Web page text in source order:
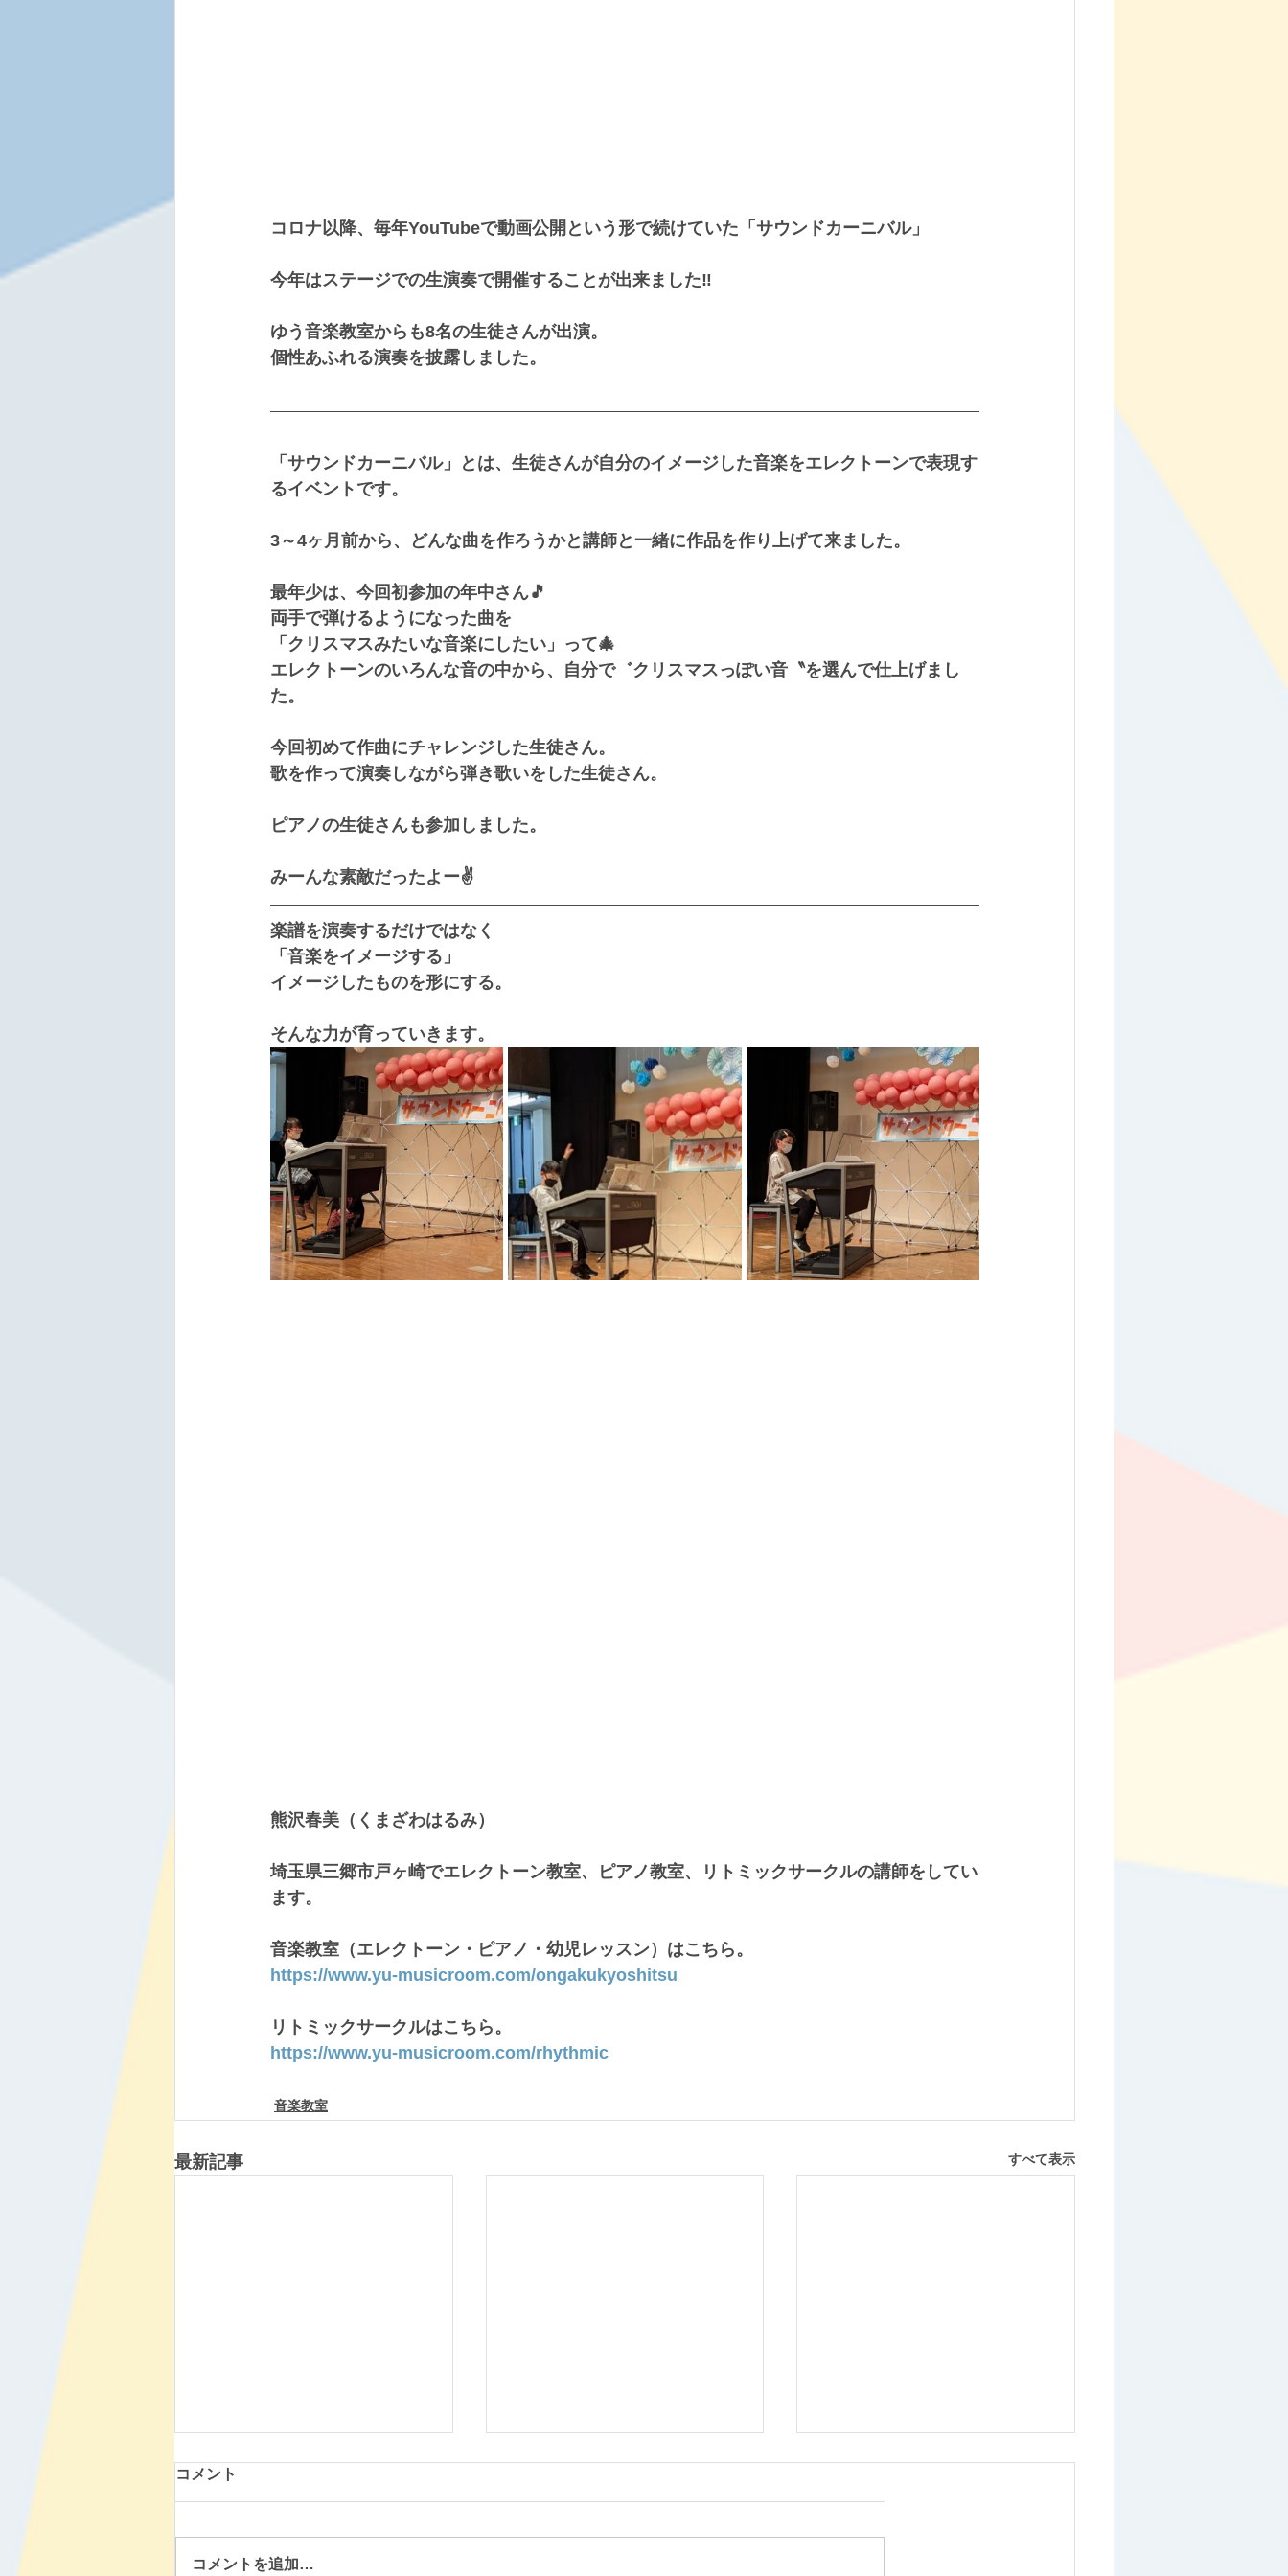
コロナ以降、毎年YouTubeで動画公開という形で続けていた「サウンドカーニバル」
今年はステージでの生演奏で開催することが出来ました‼️
ゆう音楽教室からも8名の生徒さんが出演。
個性あふれる演奏を披露しました。
「サウンドカーニバル」とは、生徒さんが自分のイメージした音楽をエレクトーンで表現す
るイベントです。
3～4ヶ月前から、どんな曲を作ろうかと講師と一緒に作品を作り上げて来ました。
最年少は、今回初参加の年中さん🎵
両手で弾けるようになった曲を
「クリスマスみたいな音楽にしたい」って🎄
エレクトーンのいろんな音の中から、自分で゛クリスマスっぽい音〝を選んで仕上げまし
た。
今回初めて作曲にチャレンジした生徒さん。
歌を作って演奏しながら弾き歌いをした生徒さん。
ピアノの生徒さんも参加しました。
みーんな素敵だったよー✌️
楽譜を演奏するだけではなく
「音楽をイメージする」
イメージしたものを形にする。
そんな力が育っていきます。
熊沢春美（くまざわはるみ）
埼玉県三郷市戸ヶ崎でエレクトーン教室、ピアノ教室、リトミックサークルの講師をしてい
ます。
音楽教室（エレクトーン・ピアノ・幼児レッスン）はこちら。
https://www.yu-musicroom.com/ongakukyoshitsu
リトミックサークルはこちら。
https://www.yu-musicroom.com/rhythmic
音楽教室
最新記事 すべて表示
発表会2025！
コメント
コメントを追加…